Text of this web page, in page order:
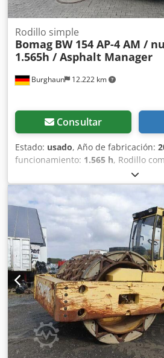
Burghaun 12.222 km
Rodillo simple
Bomag BW 154 AP-4 AM /
1.565h / Asphalt Manager
Consultar
Estado: usado, Año de fabricación:
funcionamiento: 1.565 h, Rodillo
154 AP-4 AM, año de fabricación:
funcionamiento: solo 1565 h, motor:
CV], sistema Asphalt Manager 2,
Bomag, cortador de asfalto lateral
tambor de superficie lisa, buen
inmediato. Si lo desea, le
arrendamiento o financiación. El
estará encantado de atenderle.
información en nuestra página web.
previa. Dedpfx Aozpdh Usbzeck
Más información = Póngase en
para obtener más información.